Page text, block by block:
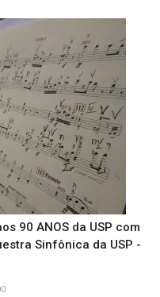
90 ANOS da USP com
Sinfônica da USP -